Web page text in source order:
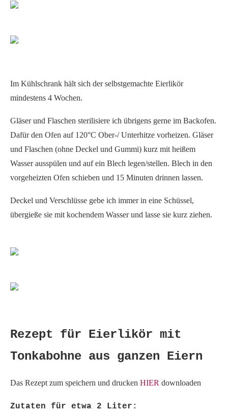
Im Kühlschrank hält sich der selbstgemachte Eierlikör
mindestens 4 Wochen.
Gläser und Flaschen sterilisiere ich übrigens gerne im Backofen.
Dafür den Ofen auf 120°C Ober-/ Unterhitze vorheizen. Gläser
und Flaschen (ohne Deckel und Gummi) kurz mit heißem
Wasser ausspülen und auf ein Blech legen/stellen. Blech in den
vorgeheizten Ofen schieben und 15 Minuten drinnen lassen.
Deckel und Verschlüsse gebe ich immer in eine Schüssel,
übergieße sie mit kochendem Wasser und lasse sie kurz ziehen.
Rezept für Eierlikör mit
Tonkabohne aus ganzen Eiern
Das Rezept zum speichern und drucken HIER downloaden
Zutaten für etwa 2 Liter: